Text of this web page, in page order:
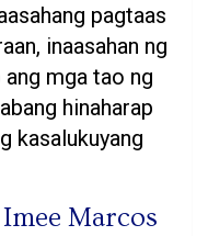
pagtaas
inaasahan ng
ang mga tao ng
hinaharap
kasalukuyang
Marcos